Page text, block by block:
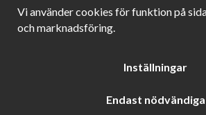
Vi använder cookies för funktion på
och marknadsföring.
Inställningar
Endast nödvändiga